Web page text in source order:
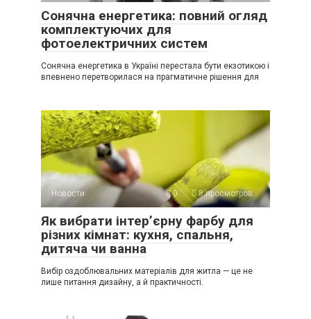
Сонячна енергетика: повний огляд
комплектуючих для
фотоелектричних систем
Сонячна енергетика в Україні перестала бути екзотикою і
впевнено перетворилася на прагматичне рішення для
Новости 0 8 просмотров
Як вибрати інтер’єрну фарбу для
різних кімнат: кухня, спальня,
дитяча чи ванна
Вибір оздоблювальних матеріалів для житла — це не
лише питання дизайну, а й практичності.